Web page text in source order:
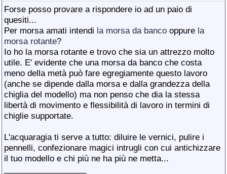
Forse posso provare a rispondere io ad un paio di
quesiti...
Per morsa amati intendi la morsa da banco oppure la
morsa rotante?
Io ho la morsa rotante e trovo che sia un attrezzo molto
utile. E' evidente che una morsa da banco che costa
meno della metà può fare egregiamente questo lavoro
(anche se dipende dalla morsa e dalla grandezza della
chiglia del modello) ma non penso che dia la stessa
libertà di movimento e flessibilità di lavoro in termini di
chiglie supportate.
L'acquaragia ti serve a tutto: diluire le vernici, pulire i
pennelli, confezionare magici intrugli con cui antichizzare
il tuo modello e chi più ne ha più ne metta...